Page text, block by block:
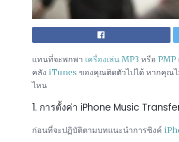
แทนที่จะพกพา เครื่องเล่น MP3 หรือ PMP
คลัง iTunes ของคุณติดตัวไปได้ หากคุณไ
ไหน
1. การตั้งค่า iPhone Music
ก่อนที่จะปฏิบัติตามบทแนะนำการซิงค์